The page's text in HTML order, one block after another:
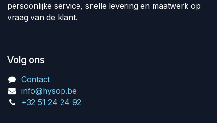
persoonlijke service, snelle levering en maatwerk op
vraag van de klant.
Volg ons
Contact
info@hysop.be
+32 51 24 24 92